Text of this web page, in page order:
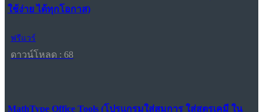
ใช้ง่าย ได้ทุกโอกาส)
ฟรีแวร์
ดาวน์โหลด : 68
MathType Office Tools (โปรแกรมใส่สมการ ใส่สูตรเคมี ใน